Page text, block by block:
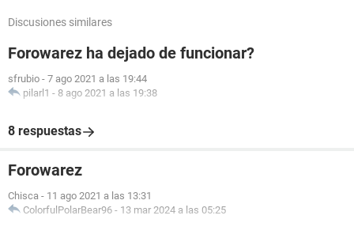
Discusiones similares
Forowarez ha dejado de funcionar?
sfrubio - 7 ago 2021 a las 19:44
pilarl1 - 8 ago 2021 a las 19:38
8 respuestas
Forowarez
Chisca - 11 ago 2021 a las 13:31
ColorfulPolarBear96 - 13 mar 2024 a las 05:25